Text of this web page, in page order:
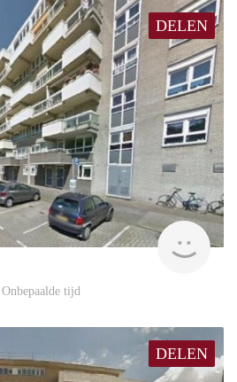
DELEN
tijd
DELEN